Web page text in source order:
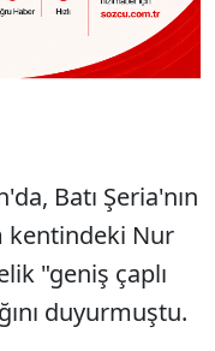
Batı Şeria'nın
kentindeki Nur
"geniş çaplı
duyurmuştu.